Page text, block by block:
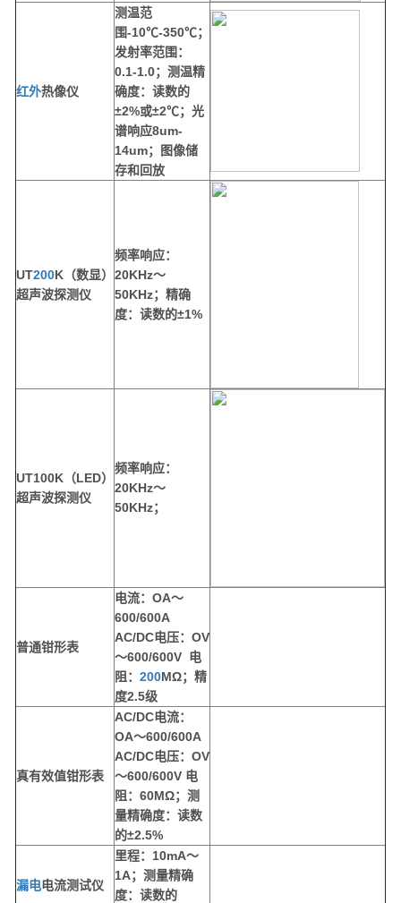
红外热像仪
测温范
围-10℃-350℃；
发射率范围：
0.1-1.0；测温精
确度：读数的
±2%或±2℃；光
谱响应8um-
14um；图像储
存和回放
UT200K（数显）
超声波探测仪
频率响应：
20KHz～
50KHz；精确
度：读数的±1%
UT100K（LED）
超声波探测仪
频率响应：
20KHz～
50KHz；
普通钳形表
电流： OA～
600/600A
AC/DC电压： OV
～600/600V
电
阻： 200MΩ；精
度2.5级
真有效值钳形表
AC/DC电流：
OA～600/600A
AC/DC电压： OV
～600/600V 电
阻： 60MΩ；测
量精确度：读数
的±2.5%
漏电电流测试仪
里程： 10mA～
1A；测量精确
度：读数的